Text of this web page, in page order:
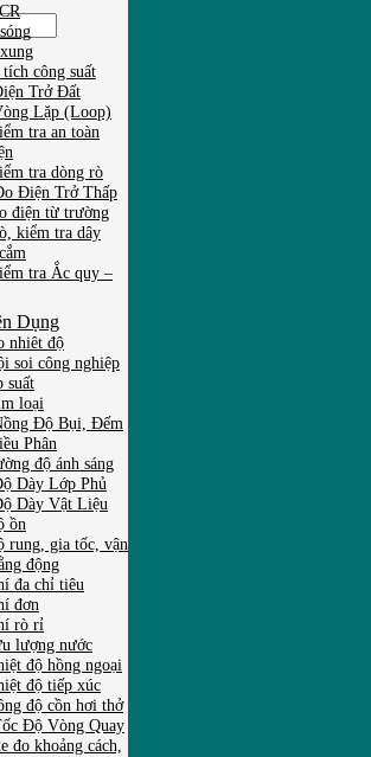
công suất
Trở Đất
Lặp (Loop)
tra an toàn
tra dòng rò
Điện Trở Thấp
điện từ trường
kiểm tra dây
tra Ắc quy –
Dụng
nhiêt độ
soi công nghiệp
suất
loại
Độ Bụi, Đếm
Phân
độ ánh sáng
Dày Lớp Phủ
Dày Vật Liệu
ồn
rung, gia tốc, vận
động
đa chỉ tiêu
đơn
rò rỉ
lượng nước
độ hồng ngoại
độ tiếp xúc
độ cồn hơi thở
Độ Vòng Quay
đo khoảng cách,